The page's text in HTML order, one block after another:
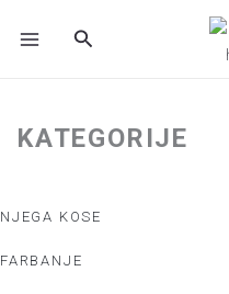
Search
KATEGORIJE
NJEGA KOSE
FARBANJE